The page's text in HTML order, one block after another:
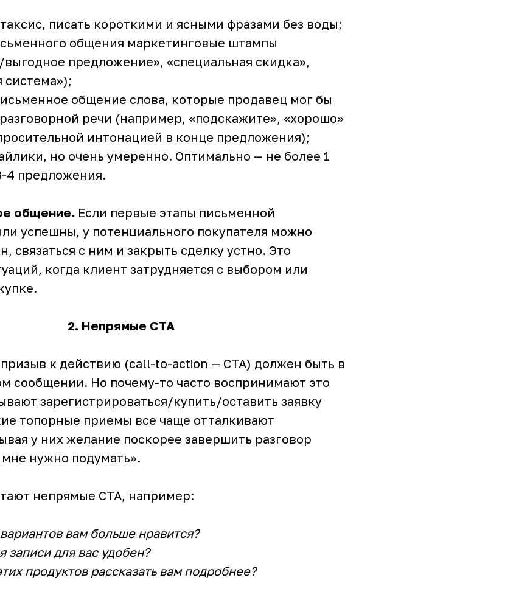
писать короткими и ясными фразами без воды;
общения маркетинговые штампы
предложение», «специальная скидка»,
система»);
общение слова, которые продавец мог бы
речи (например, «подскажите», «хорошо»
интонацией в конце предложения);
но очень умеренно. Оптимально — не более 1
4 предложения.
общение. Если первые этапы письменной
успешны, у потенциального покупателя можно
связаться с ним и закрыть сделку устно. Это
когда клиент затрудняется с выбором или
2. Непрямые CTA
к действию (call-to-action — CTA) должен быть в
сообщении. Но почему-то часто воспринимают это
зарегистрироваться/купить/оставить заявку
топорные приемы все чаще отталкивают
у них желание поскорее завершить разговор
нужно подумать».
непрямые CTA, например:
вам больше нравится?
записи для вас удобен?
продуктов рассказать вам подробнее?